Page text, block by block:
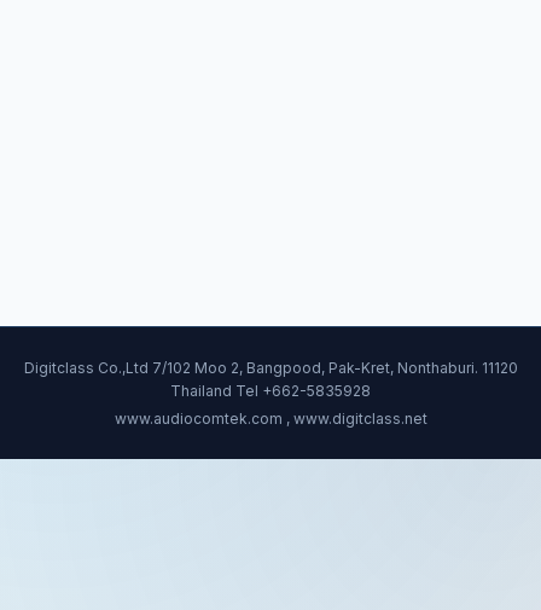
Digitclass Co.,Ltd 7/102 Moo 2, Bangpood, Pak-Kret, Nonthaburi. 11120
Thailand Tel +662-5835928
www.audiocomtek.com , www.digitclass.net